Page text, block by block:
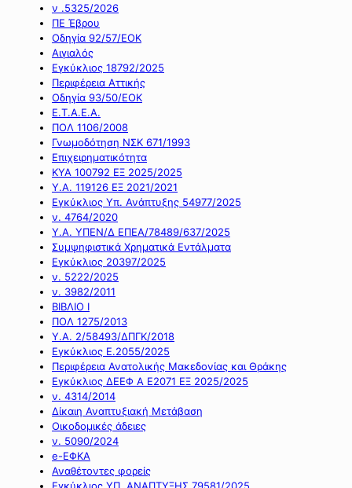
ν .5325/2026
ΠΕ Έβρου
Οδηγία 92/57/ΕΟΚ
Αιγιαλός
Εγκύκλιος 18792/2025
Περιφέρεια Αττικής
Οδηγία 93/50/ΕΟΚ
Ε.Τ.Α.Ε.Α.
ΠΟΛ 1106/2008
Γνωμοδότηση ΝΣΚ 671/1993
Επιχειρηματικότητα
ΚΥΑ 100792 ΕΞ 2025/2025
Υ.Α. 119126 ΕΞ 2021/2021
Εγκύκλιος Υπ. Ανάπτυξης 54977/2025
ν. 4764/2020
Υ.Α. ΥΠΕΝ/Δ ΕΠΕΑ/78489/637/2025
Συμψηφιστικά Χρηματικά Εντάλματα
Εγκύκλιος 20397/2025
ν. 5222/2025
ν. 3982/2011
ΒΙΒΛΙΟ Ι
ΠΟΛ 1275/2013
Υ.Α. 2/58493/ΔΠΓΚ/2018
Εγκύκλιος Ε.2055/2025
Περιφέρεια Ανατολικής Μακεδονίας και Θράκης
Εγκύκλιος ΔΕΕΦ Α Ε2071 ΕΞ 2025/2025
ν. 4314/2014
Δίκαιη Αναπτυξιακή Μετάβαση
Οικοδομικές άδειες
ν. 5090/2024
e-ΕΦΚΑ
Αναθέτοντες φορείς